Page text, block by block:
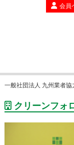
会員
一般社団法人 九州業者協
クリーンフォ